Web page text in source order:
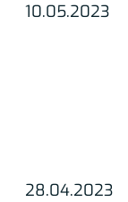
10.05.2023
28.04.2023